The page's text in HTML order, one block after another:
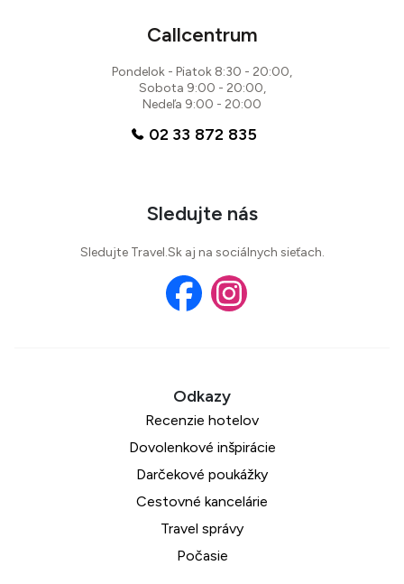
Callcentrum
Pondelok - Piatok 8:30 - 20:00,
Sobota 9:00 - 20:00,
Nedeľa 9:00 - 20:00
02 33 872 835
Sledujte nás
Sledujte Travel.Sk aj na sociálnych sieťach.
Recenzie hotelov
Dovolenkové inšpirácie
Darčekové poukážky
Cestovné kancelárie
Travel správy
Počasie